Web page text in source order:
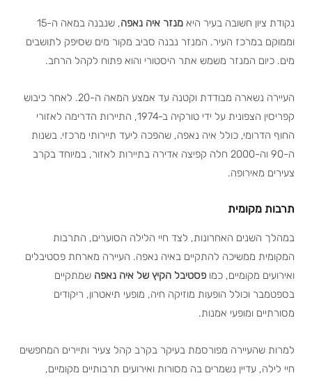
נקודת ציון חשובה בעיר היא מנזר איה נאפה
, שנבנה במאה ה-15
וממוקם במרכז העיר. המנזר נבנה סביב מקור מים שסיפק לתושבים
מים. כיום המנזר משמש אתר היסטורי והוא פתוח לקהל הרחב.
העיירה נשארה מבודדת וקטנה עד אמצע המאה ה-20. לאחר כיבוש
קפריסין הצפונית על ידי טורקיה ב-1974, התיירות הדרימה לאזורי
החוף הדרומי, כולל איה נאפה, שהפכה ליעד תיירותי מרכזי. בשנות
ה-90 וה-2000 חלה קפיצה אדירה בתיירות לאזור, במיוחד בקרב
צעירים מאירופה.
תרבות מקומית
במהלך השנים האחרונות, לצד חיי הלילה הסוערים, התרבות
המקומית ממשיכה להתקיים באיה נאפה. העיירה מארחת פסטיבלים
ואירועים מקומיים, כמופסטיבל הקיץ של איה נאפה שמתקיים
בספטמבר וכולל הופעות מוזיקה חיה, מופעי תיאטרון, ריקודים
מסורתיים ומופעי אמנות.
למרות שהעיירה מפורסמת בעיקר בקרב קהל צעיר ותיירים המחפשים
חיי לילה, עדיין נשמרים בה מסורות ואירועים תרבותיים מקומיים,